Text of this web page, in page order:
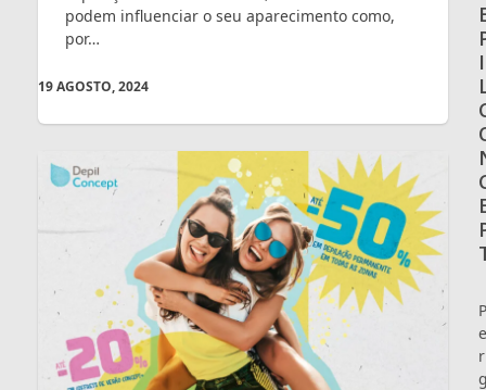
podem influenciar o seu aparecimento como,
por…
19 AGOSTO, 2024
I
P
e
r